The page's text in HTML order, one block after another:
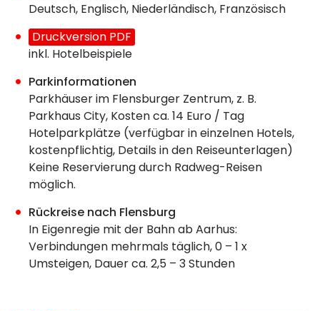
Deutsch, Englisch, Niederländisch, Französisch
Druckversion PDF
inkl. Hotelbeispiele
Parkinformationen
Parkhäuser im Flensburger Zentrum, z. B.
Parkhaus City, Kosten ca. 14 Euro / Tag
Hotelparkplätze (verfügbar in einzelnen Hotels,
kostenpflichtig, Details in den Reiseunterlagen)
Keine Reservierung durch Radweg-Reisen
möglich.
Rückreise nach Flensburg
In Eigenregie mit der Bahn ab Aarhus:
Verbindungen mehrmals täglich, 0 – 1 x
Umsteigen, Dauer ca. 2,5 – 3 Stunden